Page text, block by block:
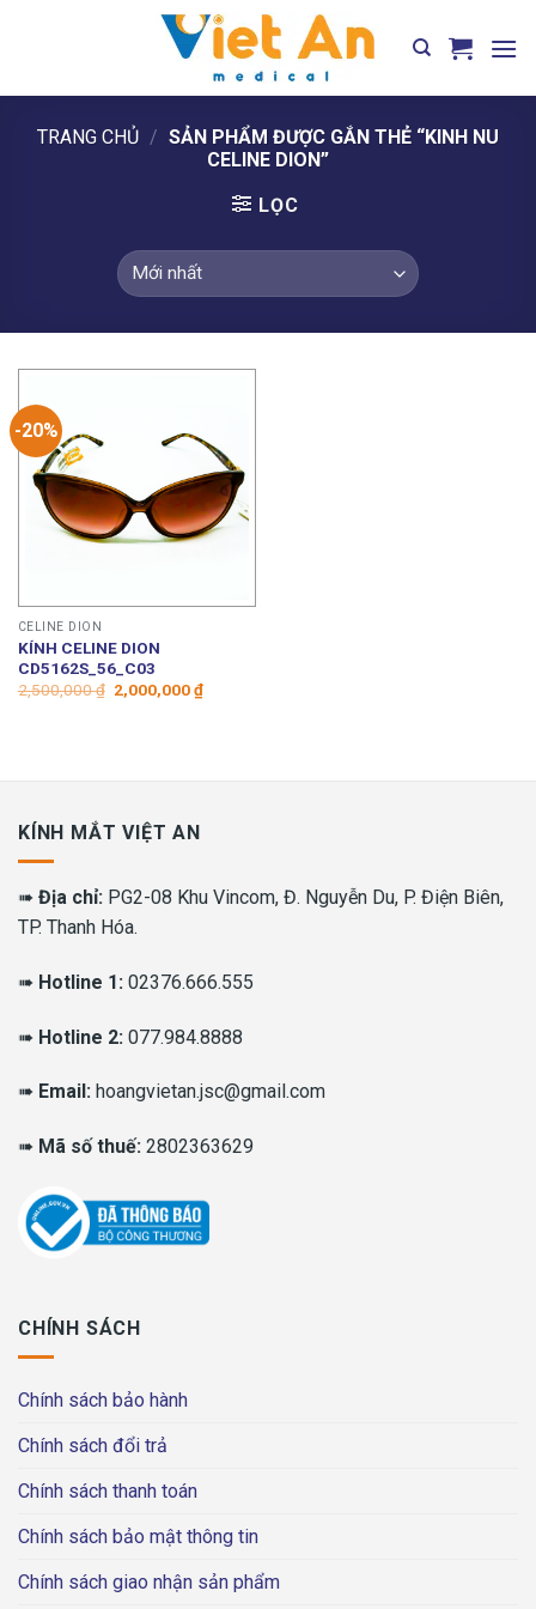
TRANG CHỦ / SẢN PHẨM ĐƯỢC GẮN THẺ “KINH NU
CELINE DION”
LỌC
-20%
CELINE DION
KÍNH CELINE DION
CD5162S_56_C03
2,500,000₫ Giá
gốc
2,000,000₫Giá
hiện
KÍNH MẮT VIỆT AN
➠ Địa chỉ: PG2-08 Khu Vincom, Đ. Nguyễn Du, P. Điện Biên,
TP. Thanh Hóa.
➠ Hotline 1: 02376.666.555
➠ Hotline 2: 077.984.8888
➠ Email: hoangvietan.jsc@gmail.com
➠ Mã số thuế: 2802363629
CHÍNH SÁCH
Chính sách bảo hành
Chính sách đổi trả
Chính sách thanh toán
Chính sách bảo mật thông tin
Chính sách giao nhận sản phẩm